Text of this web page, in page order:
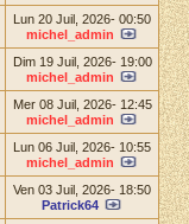
Lun 20 Juil, 2026- 00:50
michel_admin
Dim 19 Juil, 2026- 19:00
michel_admin
Mer 08 Juil, 2026- 12:45
michel_admin
Lun 06 Juil, 2026- 10:55
michel_admin
Ven 03 Juil, 2026- 18:50
Patrick64